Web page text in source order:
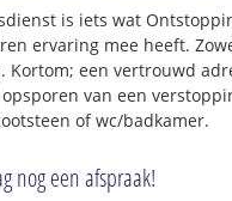
is iets wat
ervaring mee heeft.
Kortom; een vertrouwd
van een
of wc/badkamer.
nog een afspraak!